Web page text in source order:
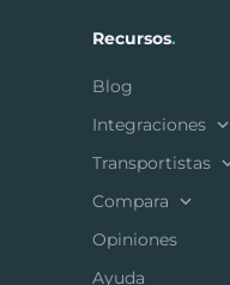
Recursos.
Blog
Integraciones
Transportistas
Compara
Opiniones
Ayuda